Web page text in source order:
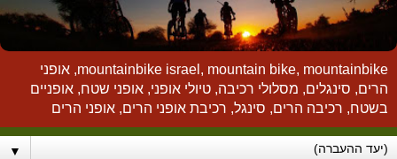
mountainbike israel, mountain bike, mountainbike, אופני
הרים, סינגלים, מסלולי רכיבה, טיולי אופני, אופני שטח, אופניים
בשטח, רכיבה הרים, סינגל, רכיבת אופני הרים, אופני הרים
▼